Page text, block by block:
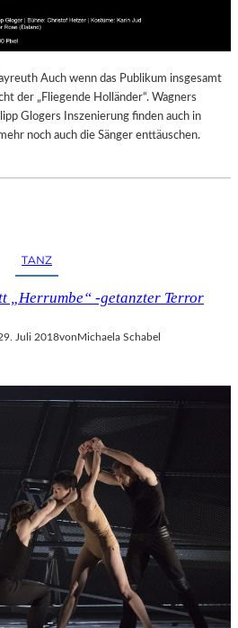
Auch wenn das Publikum insgesamt
der „Fliegende Holländer“. Wagners
Glogers Inszenierung finden auch in
noch auch die Sänger enttäuschen.
TANZ
„Herrumbe“ -getanzter Terror
Juli 2018von Michaela Schabel